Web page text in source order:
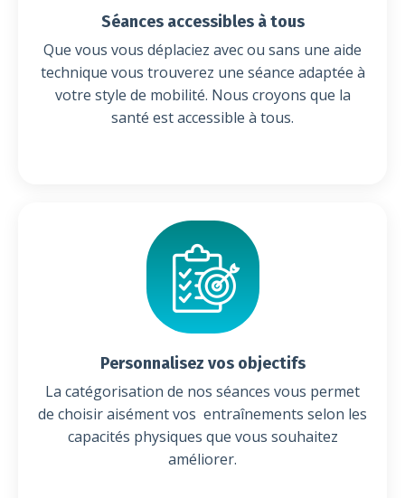
Séances accessibles à tous
Que vous vous déplaciez avec ou sans une aide
technique vous trouverez une séance adaptée à
votre style de mobilité. Nous croyons que la
santé est accessible à tous.
Personnalisez vos objectifs
La catégorisation de nos séances vous permet
de choisir aisément vos entraînements selon les
capacités physiques que vous souhaitez
améliorer.